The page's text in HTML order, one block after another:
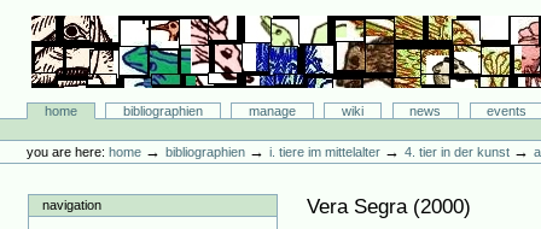
content.
navigation
Bibliographie-Portal
Sectionshome bibliographien manage wiki news
events
tools
you are here: home →bibliographien →i. tiere im mittelalter →4. tier in der kunst →
navigation Vera Segra (2000)